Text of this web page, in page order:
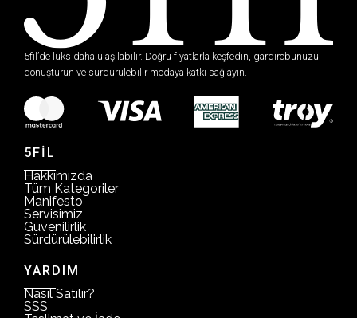
5fil’de lüks daha ulaşılabilir. Doğru fiyatlarla keşfedin, gardırobunuzu
dönüştürün ve sürdürülebilir modaya katkı sağlayın.
5FİL
Hakkımızda
Tüm Kategoriler
Manifesto
Servisimiz
Güvenilirlik
Sürdürülebilirlik
YARDIM
Nasıl Satılır?
SSS